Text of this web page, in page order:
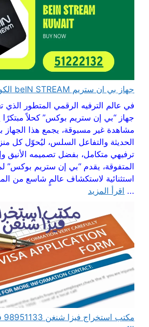
جهاز بي ان ستريم beIN STREAM الكويت مع اشتراك
في عالم الترفيه الرقمي المتطور الذي
جهاز “بي إن ستريم بوكس” كحلاً مبتكرًا
مشاهدة غير مسبوقة، يجمع هذا الجهاز
الحديثة والتفاعل السلس، ليُحوّل كل
ترفيهي متكامل، بفضل تصميمه الأنيق
المتفوقة، يقدم “بي إن ستريم بوكس”
استثنائية لاستكشاف عالمٍ شاسع من
... اقرأ المزيد